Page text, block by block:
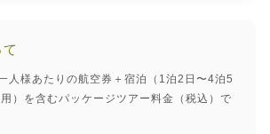
人様あたりの航空券＋宿泊（1泊2日〜4泊5
）を含むパッケージツアー料金（税込）で